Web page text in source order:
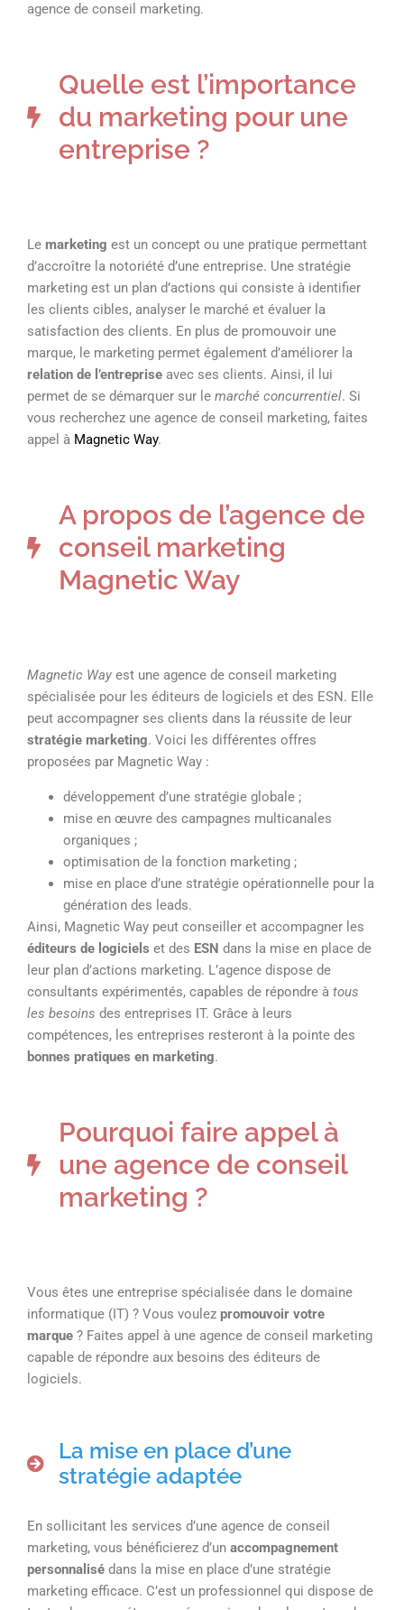
agence de conseil marketing.
Quelle est l’importance
du marketing pour une
entreprise ?
Le marketing est un concept ou une pratique permettant
d’accroître la notoriété d’une entreprise. Une stratégie
marketing est un plan d’actions qui consiste à identifier
les clients cibles, analyser le marché et évaluer la
satisfaction des clients. En plus de promouvoir une
marque, le marketing permet également d’améliorer la
relation de l’entreprise avec ses clients. Ainsi, il lui
permet de se démarquer sur le marché concurrentiel. Si
vous recherchez une agence de conseil marketing, faites
appel à Magnetic Way.
A propos de l’agence de
conseil marketing
Magnetic Way
Magnetic Way est une agence de conseil marketing
spécialisée pour les éditeurs de logiciels et des ESN. Elle
peut accompagner ses clients dans la réussite de leur
stratégie marketing. Voici les différentes offres
proposées par Magnetic Way :
développement d’une stratégie globale ;
mise en œuvre des campagnes multicanales
organiques ;
optimisation de la fonction marketing ;
mise en place d’une stratégie opérationnelle pour la
génération des leads.
Ainsi, Magnetic Way peut conseiller et accompagner les
éditeurs de logiciels et des ESN dans la mise en place de
leur plan d’actions marketing. L’agence dispose de
consultants expérimentés, capables de répondre à tous
les besoins des entreprises IT. Grâce à leurs
compétences, les entreprises resteront à la pointe des
bonnes pratiques en marketing.
Pourquoi faire appel à
une agence de conseil
marketing ?
Vous êtes une entreprise spécialisée dans le domaine
informatique (IT) ? Vous voulez promouvoir votre
marque ? Faites appel à une agence de conseil marketing
capable de répondre aux besoins des éditeurs de
logiciels.
La mise en place d’une
stratégie adaptée
En sollicitant les services d’une agence de conseil
marketing, vous bénéficierez d’un accompagnement
personnalisé dans la mise en place d’une stratégie
marketing efficace. C’est un professionnel qui dispose de